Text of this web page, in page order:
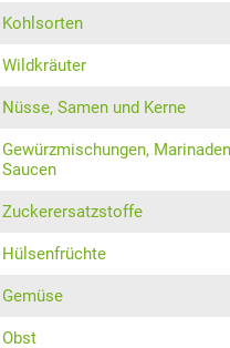
Kohlsorten
Wildkräuter
Nüsse, Samen und Kerne
Gewürzmischungen,
Saucen
Zuckerersatzstoffe
Hülsenfrüchte
Gemüse
Obst